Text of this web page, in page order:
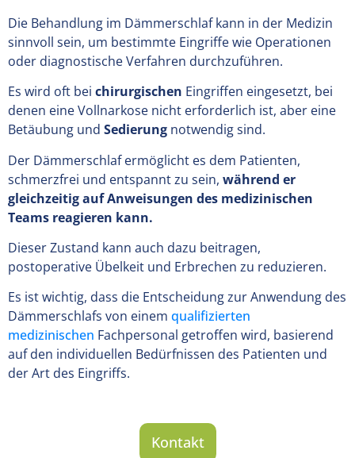
Die Behandlung im Dämmerschlaf kann in der Medizin
sinnvoll sein, um bestimmte Eingriffe wie Operationen
oder diagnostische Verfahren durchzuführen.
Es wird oft bei chirurgischen Eingriffen eingesetzt, bei
denen eine Vollnarkose nicht erforderlich ist, aber eine
Betäubung und Sedierung notwendig sind.
Der Dämmerschlaf ermöglicht es dem Patienten,
schmerzfrei und entspannt zu sein, während er
gleichzeitig auf Anweisungen des medizinischen
Teams reagieren kann.
Dieser Zustand kann auch dazu beitragen,
postoperative Übelkeit und Erbrechen zu reduzieren.
Es ist wichtig, dass die Entscheidung zur Anwendung des
Dämmerschlafs von einem qualifizierten
medizinischen Fachpersonal getroffen wird, basierend
auf den individuellen Bedürfnissen des Patienten und
der Art des Eingriffs.
Kontakt